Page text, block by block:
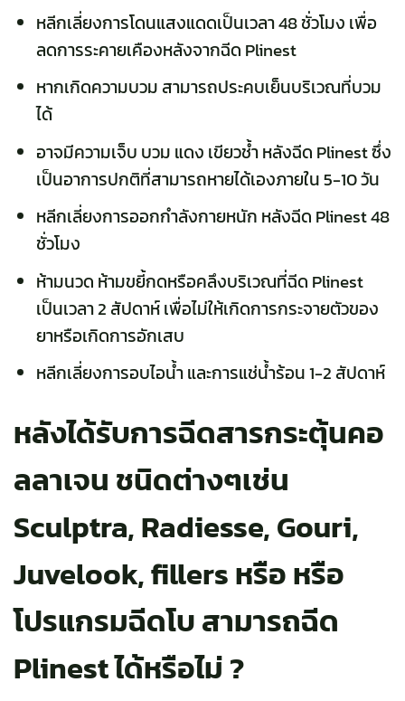
หลีกเลี่ยงการโดนแสงแดดเป็นเวลา 48 ชั่วโมง เพื่อ
ลดการระคายเคืองหลังจากฉีด Plinest
หากเกิดความบวม สามารถประคบเย็นบริเวณที่บวม
ได้
อาจมีความเจ็บ บวม แดง เขียวช้ำ หลังฉีด Plinest ซึ่ง
เป็นอาการปกติที่สามารถหายได้เองภายใน 5-10 วัน
หลีกเลี่ยงการออกกำลังกายหนัก หลังฉีด Plinest 48
ชั่วโมง
ห้ามนวด ห้ามขยี้กดหรือคลึงบริเวณที่ฉีด Plinest
เป็นเวลา 2 สัปดาห์ เพื่อไม่ให้เกิดการกระจายตัวของ
ยาหรือเกิดการอักเสบ
หลีกเลี่ยงการอบไอน้ำ และการแช่น้ำร้อน 1-2 สัปดาห์
หลังได้รับการฉีดสารกระตุ้นคอ
ลลาเจน ชนิดต่างๆเช่น
Sculptra, Radiesse, Gouri,
Juvelook, fillers หรือ หรือ
โปรแกรมฉีดโบ สามารถฉีด
Plinest ได้หรือไม่ ?